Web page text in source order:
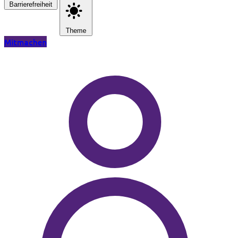
Barrierefreiheit
Theme
Mitmachen